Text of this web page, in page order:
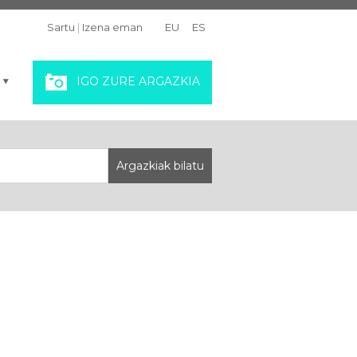
Sartu | Izena eman EU ES
IGO ZURE ARGAZKIA